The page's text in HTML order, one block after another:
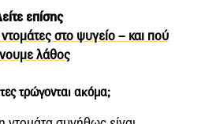
επίσης
στο ψυγείο – και πού
λάθος
τρώγονται ακόμα;